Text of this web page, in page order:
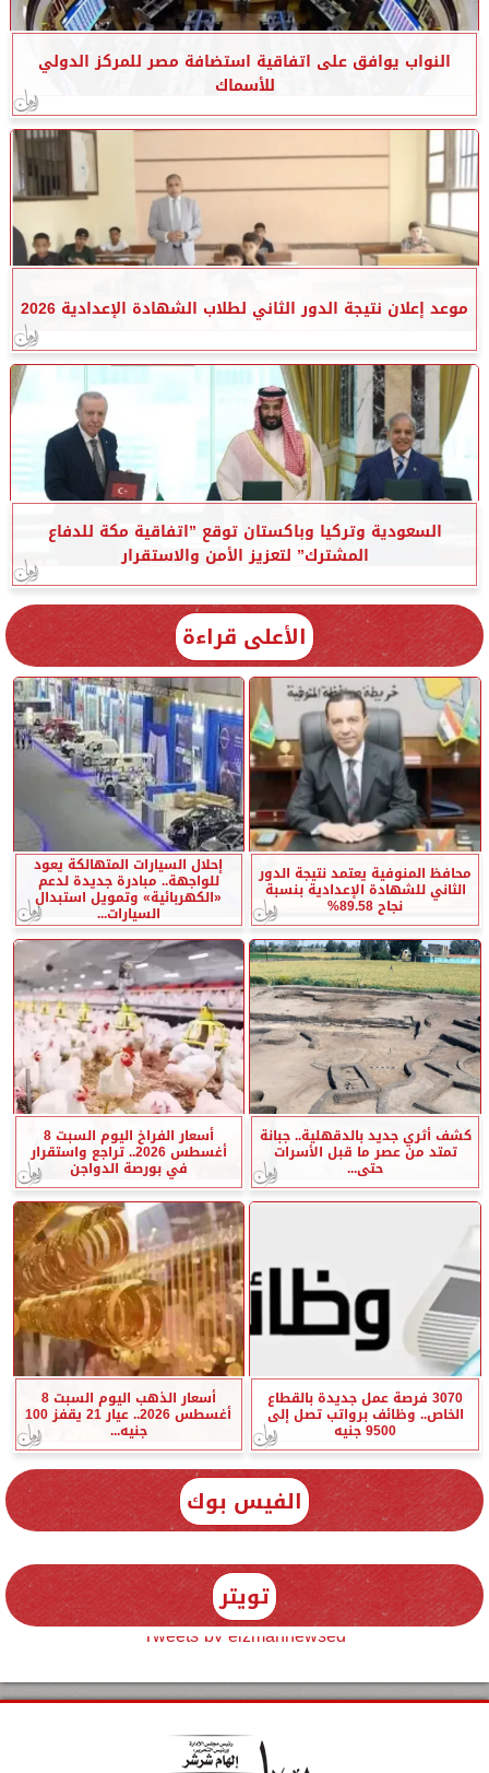
النواب يوافق على اتفاقية استضافة مصر للمركز الدولي
للأسماك
موعد إعلان نتيجة الدور الثاني لطلاب الشهادة الإعدادية 2026
السعودية وتركيا وباكستان توقع ”اتفاقية مكة للدفاع
المشترك” لتعزيز الأمن والاستقرار
الأعلى قراءة
محافظ المنوفية يعتمد نتيجة الدور
الثاني للشهادة الإعدادية بنسبة
نجاح 89.58%
إحلال السيارات المتهالكة يعود
للواجهة.. مبادرة جديدة لدعم
«الكهربائية» وتمويل استبدال
السيارات...
كشف أثري جديد بالدقهلية.. جبانة
تمتد من عصر ما قبل الأسرات
حتى...
أسعار الفراخ اليوم السبت 8
أغسطس 2026.. تراجع واستقرار
في بورصة الدواجن
3070 فرصة عمل جديدة بالقطاع
الخاص.. وظائف برواتب تصل إلى
9500 جنيه
أسعار الذهب اليوم السبت 8
أغسطس 2026.. عيار 21 يقفز 100
جنيه...
الفيس بوك
تويتر
Tweets by elzmannewseg